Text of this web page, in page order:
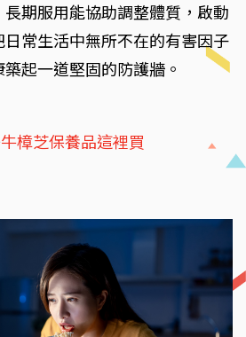
期服用能協助調整體質，啟動
常生活中無所不在的有害因子
起一道堅固的防護牆。
牛樟芝保養品這裡買